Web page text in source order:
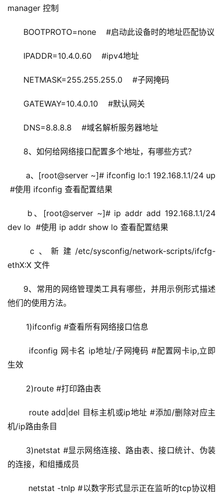
manager 控制
BOOTPROTO=none    #启动此设备时的地址匹配协议
IPADDR=10.4.0.60    #ipv4地址
NETMASK=255.255.255.0    #子网掩码
GATEWAY=10.4.0.10    #默认网关
DNS=8.8.8.8    #域名解析服务器地址
8、如何给网络接口配置多个地址，有哪些方式？
a、[root@server ~]# ifconfig lo:1 192.168.1.1/24 up
#使用 ifconfig 查看配置结果
b、[root@server ~]# ip addr add 192.168.1.1/24
dev lo  #使用 ip addr show lo 查看配置结果
c、新建/etc/sysconfig/network-scripts/ifcfg-
ethX:X 文件
9、常用的网络管理类工具有哪些，并用示例形式描述
他们的使用方法。
1)ifconfig #查看所有网络接口信息
ifconfig 网卡名 ip地址/子网掩码 #配置网卡ip,立即
生效
2)route #打印路由表
route add|del 目标主机或ip地址 #添加/删除对应主
机/ip路由条目
3)netstat #显示网络连接、路由表、接口统计、伪装
的连接，和组播成员
netstat -tnlp #以数字形式显示正在监听的tcp协议相